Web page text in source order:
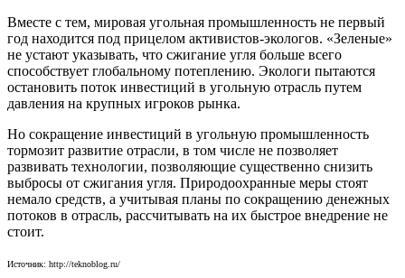
Вместе с тем, мировая угольная промышленность не первый
год находится под прицелом активистов-экологов. «Зеленые»
не устают указывать, что сжигание угля больше всего
способствует глобальному потеплению. Экологи пытаются
остановить поток инвестиций в угольную отрасль путем
давления на крупных игроков рынка.
Но сокращение инвестиций в угольную промышленность
тормозит развитие отрасли, в том числе не позволяет
развивать технологии, позволяющие существенно снизить
выбросы от сжигания угля. Природоохранные меры стоят
немало средств, а учитывая планы по сокращению денежных
потоков в отрасль, рассчитывать на их быстрое внедрение не
стоит.
Источник: http://teknoblog.ru/